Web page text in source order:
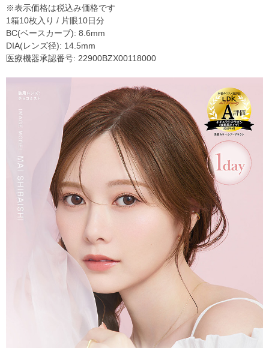
※表示価格は税込み価格です
1箱10枚入り / 片眼10日分
BC(ベースカーブ): 8.6mm
DIA(レンズ径): 14.5mm
医療機器承認番号: 22900BZX00118000